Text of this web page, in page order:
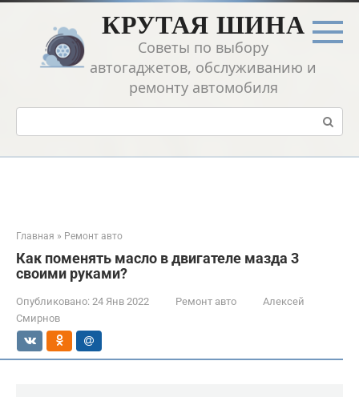
Перейти
контенту
КРУТАЯ ШИНА
Советы по выбору
автогаджетов, обслуживанию и
ремонту автомобиля
Поиск:
Главная » Ремонт авто
Как поменять масло в двигателе мазда 3
своими руками?
Опубликовано: 24 Янв 2022 Ремонт авто
Алексей
Смирнов